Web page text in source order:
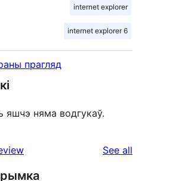
internet explorer
internet explorer 6
прагляд
яшчэ няма водгукаў.
See all